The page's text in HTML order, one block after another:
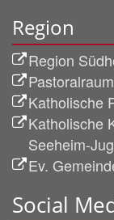
Region
Region
Katholische
Katholische
Seeheim-
Ev.
Social